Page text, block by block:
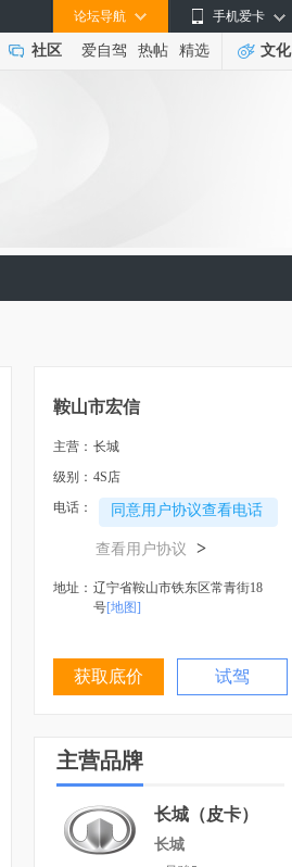
手机爱卡
论坛导航
社区 爱自驾 热帖 精选 文化
鞍山市宏信
主营： 长城
级别： 4S店
电话：
同意用户协议查看电话
查看用户协议 >
地址： 辽宁省鞍山市铁东区常青街18
号[地图]
获取底价 试驾
主营品牌
长城（皮卡）
长城